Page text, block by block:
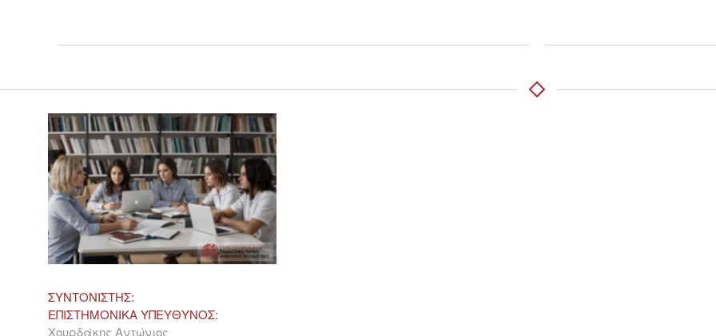
ΣΥΝΤΟΝΙΣΤΗΣ:
ΕΠΙΣΤΗΜΟΝΙΚΑ ΥΠΕΥΘΥΝΟΣ:
Χουρδάκης Αντώνιος